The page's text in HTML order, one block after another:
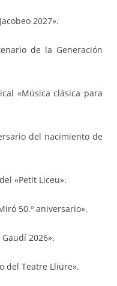
2027».
de la Generación
«Música clásica para
del nacimiento de
«Petit Liceu».
50.º aniversario».
2026».
del Teatre Lliure».